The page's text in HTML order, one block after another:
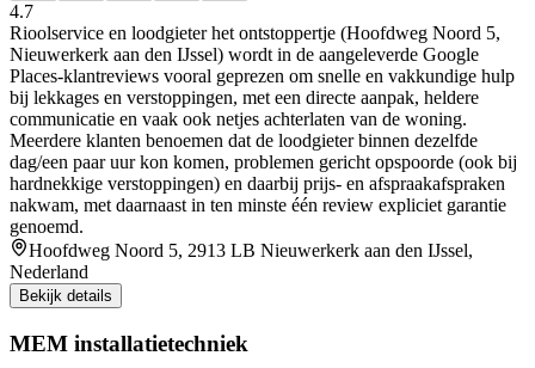
4.7
Rioolservice en loodgieter het ontstoppertje (Hoofdweg Noord 5,
Nieuwerkerk aan den IJssel) wordt in de aangeleverde Google
Places-klantreviews vooral geprezen om snelle en vakkundige hulp
bij lekkages en verstoppingen, met een directe aanpak, heldere
communicatie en vaak ook netjes achterlaten van de woning.
Meerdere klanten benoemen dat de loodgieter binnen dezelfde
dag/een paar uur kon komen, problemen gericht opspoorde (ook bij
hardnekkige verstoppingen) en daarbij prijs- en afspraakafspraken
nakwam, met daarnaast in ten minste één review expliciet garantie
genoemd.
Hoofdweg Noord 5, 2913 LB Nieuwerkerk aan den IJssel,
Nederland
Bekijk details
MEM installatietechniek